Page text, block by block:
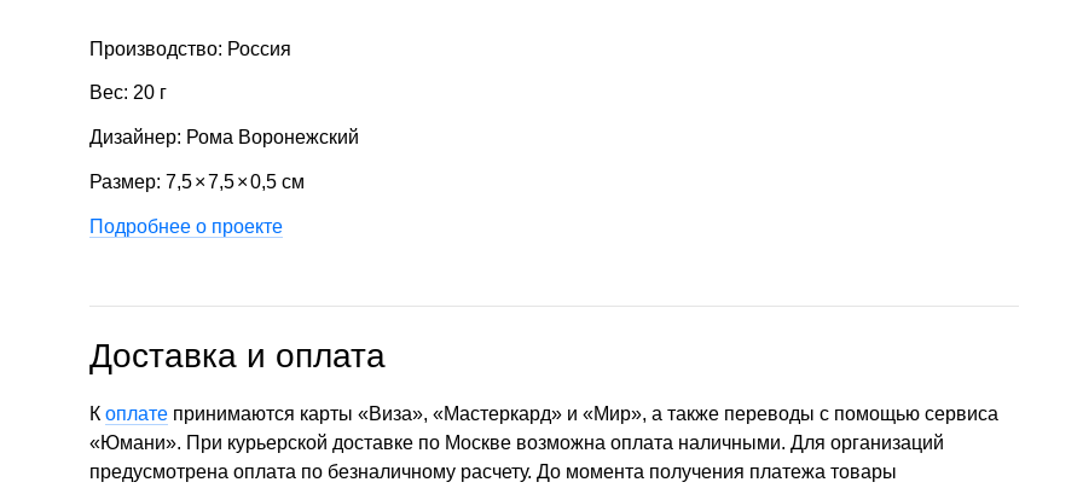
Производство: Россия
Вес: 20 г
Дизайнер: Рома Воронежский
Размер: 7,5×7,5×0,5 см
Подробнее о проекте
Доставка и оплата
К оплате принимаются карты «Виза», «Мастеркард» и «Мир», а также переводы с помощью сервиса
«Юмани». При курьерской доставке по Москве возможна оплата наличными. Для организаций
предусмотрена оплата по безналичному расчету. До момента получения платежа товары